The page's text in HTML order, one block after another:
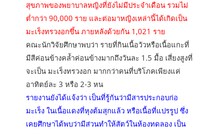
สุขภาพของพยาบาลหญิงที่ยังไม่มีประจำเดือน รวมไม่
ต่ำกว่า 90,000 ราย และต่อมาหญิงเหล่านี้ได้เกิดเป็น
มะเร็งทรวงอกขึ้น ภายหลังด้วยกัน 1,021 ราย
คณะนักวิจัยศึกษาพบว่า รายที่กินเนื้อวัวหรือเนื้อแกะที่
มีสีค่อนข้างคล้ำค่อนข้างมากถึงวันละ 1.5 มื้อ เสี่ยงสูงที่
จะเป็น มะเร็งทรวงอก มากกว่าคนที่บริโภคเพียงแค่
อาทิตย์ละ 3 หรือ 2-3 หน
รายงานยังได้แจ้งว่า เป็นที่รู้กันว่ามีสารประกอบก่อ
มะเร็ง ในเนื้อแดงที่หุงต้มสุกแล้ว หรือเนื้อที่แปรรูป ซึ่ง
เคยศึกษาได้พบว่ามีส่วนทำให้สัตว์ในห้องทดลอง เป็น